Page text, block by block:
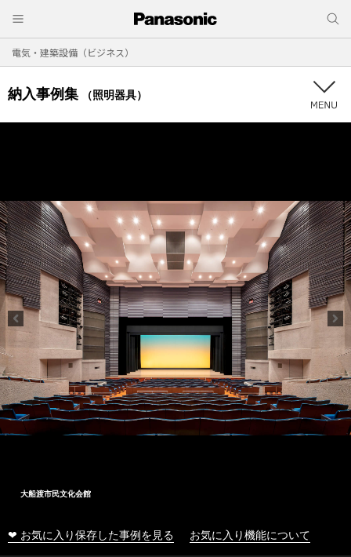
電気・建築設備（ビジネス）
納入事例集 （照明器具）
大船渡市民文化会館
❤ お気に入り保存した事例を見る お気に入り機能について